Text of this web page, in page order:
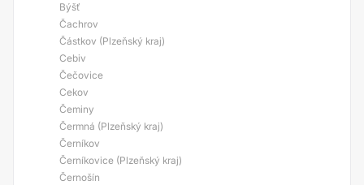
Býšť
Čachrov
Částkov (Plzeňský kraj)
Cebiv
Čečovice
Cekov
Čeminy
Čermná (Plzeňský kraj)
Černíkov
Černíkovice (Plzeňský kraj)
Černošín